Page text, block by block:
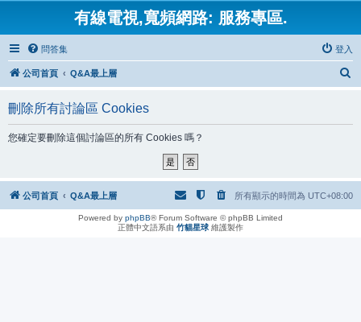
有線電視,寬頻網路: 服務專區.
問答集 登入
公司首頁 Q&A最上層
刪除所有討論區 Cookies
您確定要刪除這個討論區的所有 Cookies 嗎？
公司首頁 Q&A最上層 所有顯示的時間為 UTC+08:00
Powered by phpBB® Forum Software © phpBB Limited
正體中文語系由 竹貓星球 維護製作